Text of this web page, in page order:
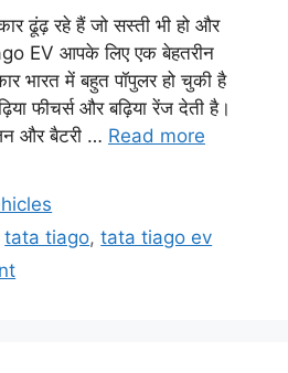
ढूंढ़ रहे हैं जो सस्ती भी हो और
EV आपके लिए एक बेहतरीन
भारत में बहुत पॉपुलर हो चुकी है
फीचर्स और बढ़िया रेंज देती है।
और बैटरी … Read more
tata tiago,tata tiago ev